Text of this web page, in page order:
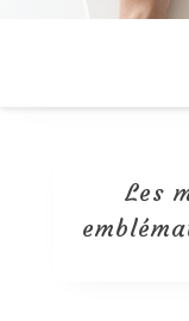
Les